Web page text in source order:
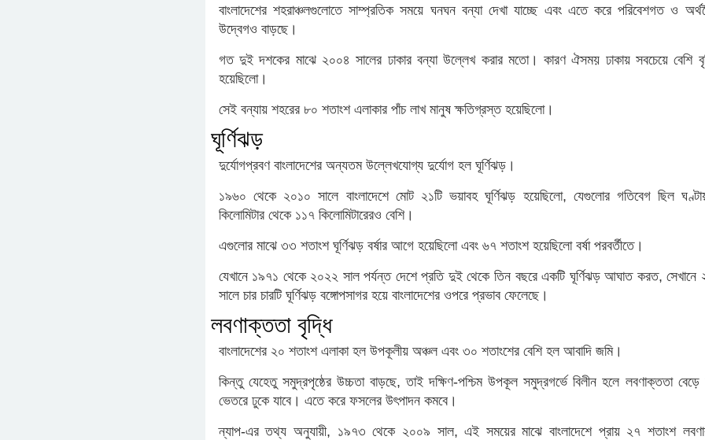
বাংলাদেশের শহরাঞ্চলগুলোতে সাম্প্রতিক সময়ে ঘনঘন বন্যা দেখা যাচ্ছে এবং এতে করে পরিবেশগত ও
উদ্বেগও বাড়ছে।
গত দুই দশকের মাঝে ২০০৪ সালের ঢাকার বন্যা উল্লেখ করার মতো। কারণ ঐসময় ঢাকায় সবচেয়ে বেশি
হয়েছিলো।
সেই বন্যায় শহরের ৮০ শতাংশ এলাকার পাঁচ লাখ মানুষ ক্ষতিগ্রস্ত হয়েছিলো।
ঘূর্ণিঝড়
দুর্যোগপ্রবণ বাংলাদেশের অন্যতম উল্লেখযোগ্য দুর্যোগ হল ঘূর্ণিঝড়।
১৯৬০ থেকে ২০১০ সালে বাংলাদেশে মোট ২১টি ভয়াবহ ঘূর্ণিঝড় হয়েছিলো, যেগুলোর গতিবেগ ছিল
কিলোমিটার থেকে ১১৭ কিলোমিটারেরও বেশি।
এগুলোর মাঝে ৩৩ শতাংশ ঘূর্ণিঝড় বর্ষার আগে হয়েছিলো এবং ৬৭ শতাংশ হয়েছিলো বর্ষা পরবর্তীতে।
যেখানে ১৯৭১ থেকে ২০২২ সাল পর্যন্ত দেশে প্রতি দুই থেকে তিন বছরে একটি ঘূর্ণিঝড় আঘাত করত, সেখানে
সালে চার চারটি ঘূর্ণিঝড় বঙ্গোপসাগর হয়ে বাংলাদেশের ওপরে প্রভাব ফেলেছে।
লবণাক্ততা বৃদ্ধি
বাংলাদেশের ২০ শতাংশ এলাকা হল উপকূলীয় অঞ্চল এবং ৩০ শতাংশের বেশি হল আবাদি জমি।
কিন্তু যেহেতু সমুদ্রপৃষ্ঠের উচ্চতা বাড়ছে, তাই দক্ষিণ-পশ্চিম উপকূল সমুদ্রগর্ভে বিলীন হলে লবণাক্ততা
ভেতরে ঢুকে যাবে। এতে করে ফসলের উৎপাদন কমবে।
ন্যাপ-এর তথ্য অনুযায়ী, ১৯৭৩ থেকে ২০০৯ সাল, এই সময়ের মাঝে বাংলাদেশে প্রায় ২৭ শতাংশ